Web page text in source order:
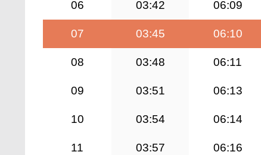
06 03:42 06:09
07 03:45 06:10
08 03:48 06:11
09 03:51 06:13
10 03:54 06:14
11 03:57 06:16